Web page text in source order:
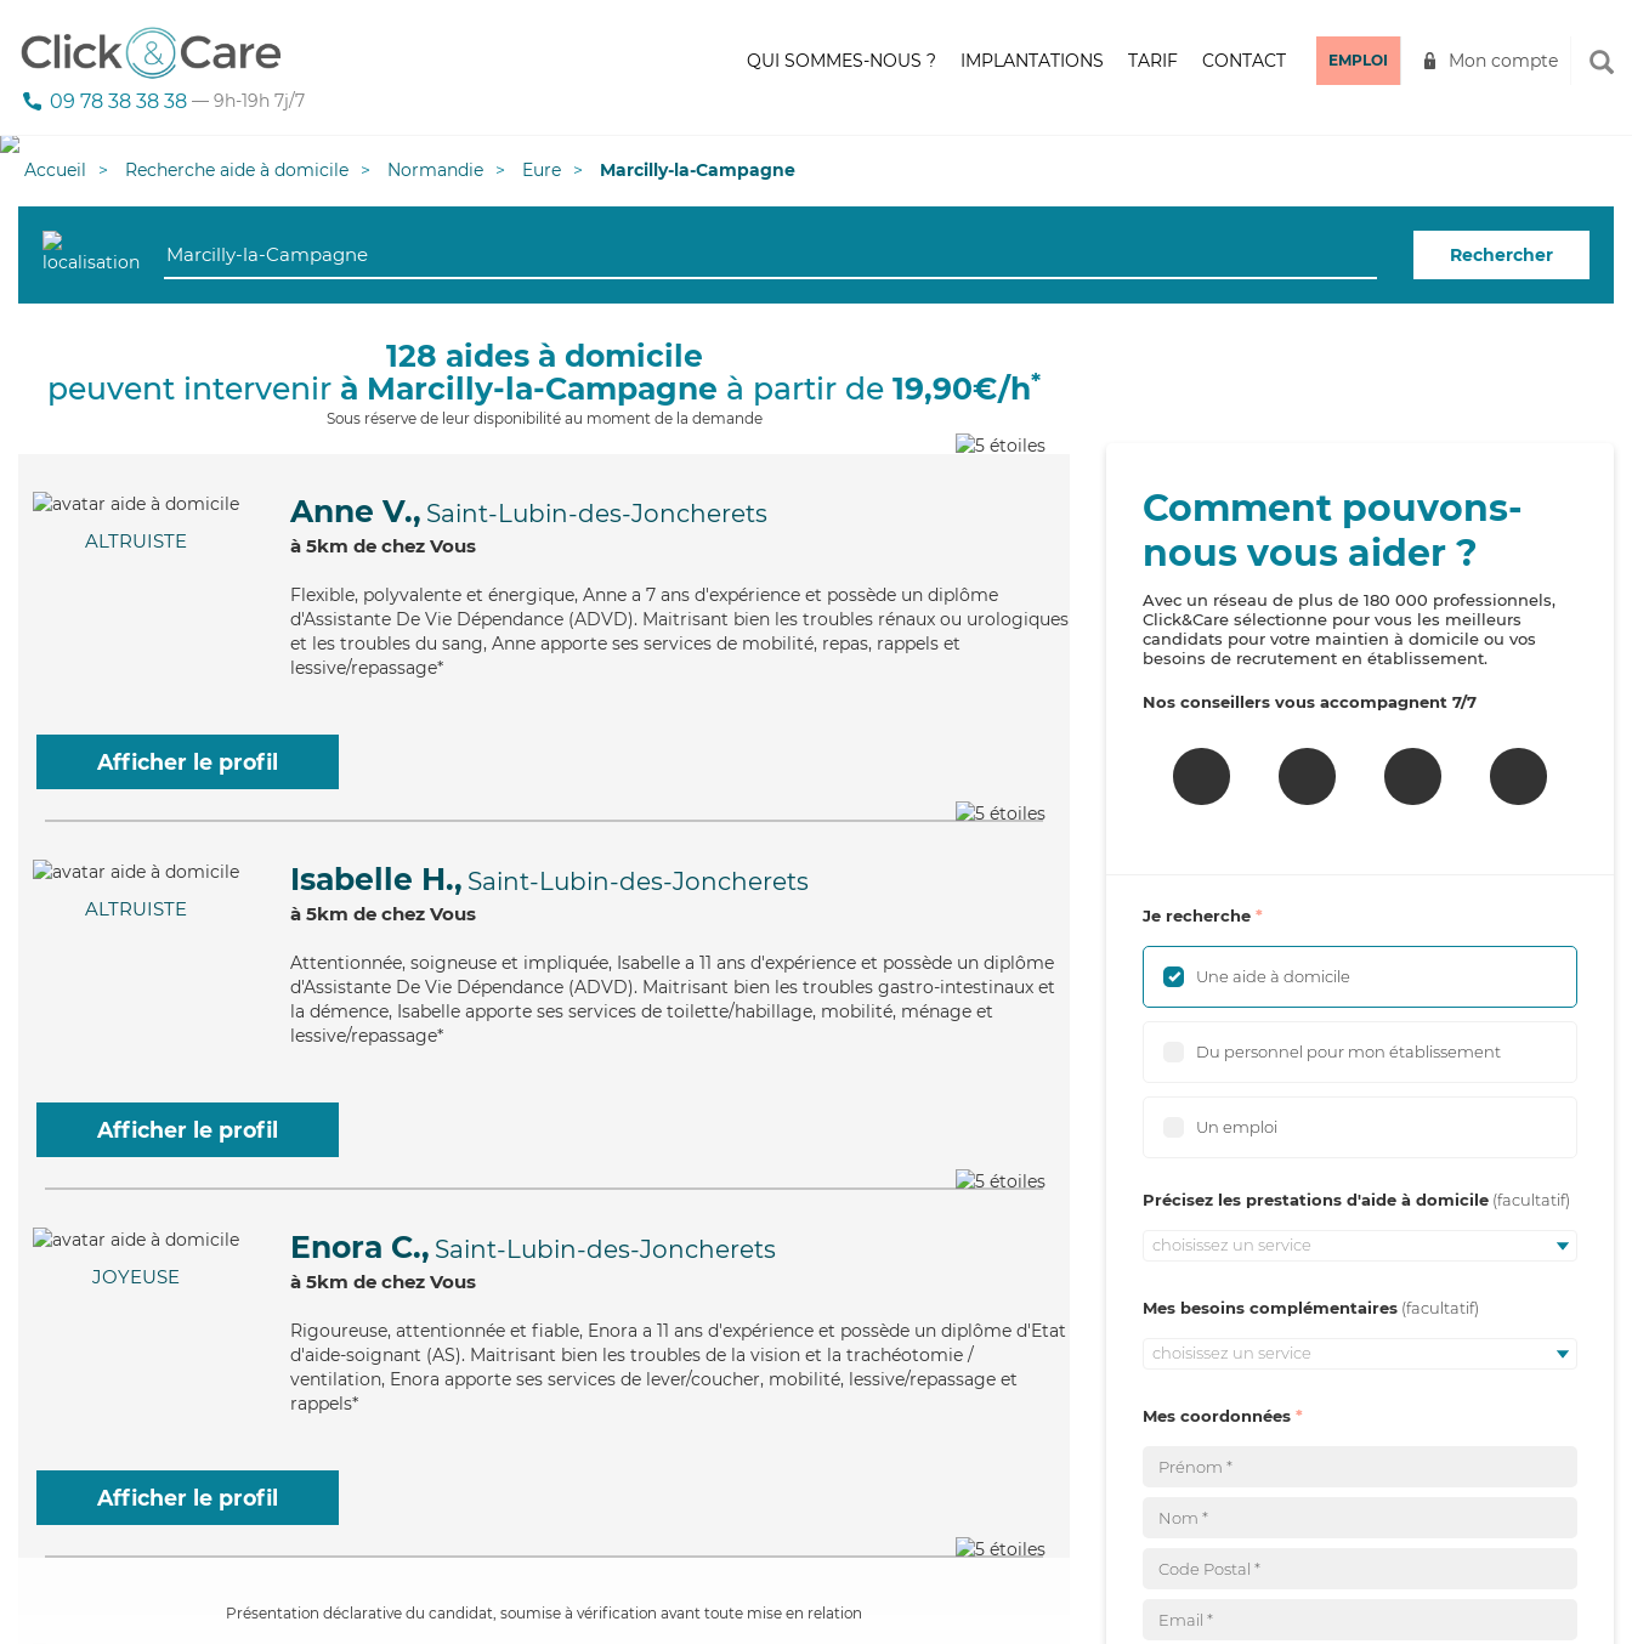
09 78 38 38 38 — 9h-19h 7j/7
QUI SOMMES-NOUS ? IMPLANTATIONS TARIF CONTACT EMPLOI Mon compte
Accueil Recherche aide à domicile Normandie Eure Marcilly-la-Campagne
Rechercher
128 aides à domicile
peuvent intervenir à Marcilly-la-Campagne à partir de 19,90€/h*
Sous réserve de leur disponibilité au moment de la demande
ALTRUISTE
Anne V., Saint-Lubin-des-Joncherets
à 5km de chez Vous
Flexible, polyvalente et énergique, Anne a 7 ans d'expérience et possède un diplôme
d'Assistante De Vie Dépendance (ADVD). Maitrisant bien les troubles rénaux ou urologiques
et les troubles du sang, Anne apporte ses services de mobilité, repas, rappels et
lessive/repassage*
Afficher le profil
ALTRUISTE
Isabelle H., Saint-Lubin-des-Joncherets
à 5km de chez Vous
Attentionnée, soigneuse et impliquée, Isabelle a 11 ans d'expérience et possède un diplôme
d'Assistante De Vie Dépendance (ADVD). Maitrisant bien les troubles gastro-intestinaux et
la démence, Isabelle apporte ses services de toilette/habillage, mobilité, ménage et
lessive/repassage*
Afficher le profil
JOYEUSE
Enora C., Saint-Lubin-des-Joncherets
à 5km de chez Vous
Rigoureuse, attentionnée et fiable, Enora a 11 ans d'expérience et possède un diplôme d'Etat
d'aide-soignant (AS). Maitrisant bien les troubles de la vision et la trachéotomie /
ventilation, Enora apporte ses services de lever/coucher, mobilité, lessive/repassage et
rappels*
Afficher le profil
Présentation déclarative du candidat, soumise à vérification avant toute mise en relation
Comment pouvons-
nous vous aider ?
Avec un réseau de plus de 180 000 professionnels,
Click&Care sélectionne pour vous les meilleurs
candidats pour votre maintien à domicile ou vos
besoins de recrutement en établissement.
Nos conseillers vous accompagnent 7/7
Je recherche
Une aide à domicile
Du personnel pour mon établissement
Un emploi
Précisez les prestations d'aide à domicile
choisissez un service
Mes besoins complémentaires
choisissez un service
Mes coordonnées